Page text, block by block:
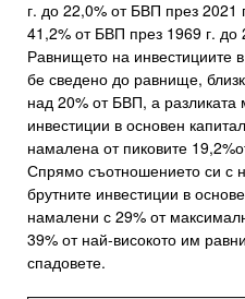
г. до 22,0% от БВП през 2021
41,2% от БВП през 1969 г. до
Равнището на инвестициите
бе сведено до равнище,
над 20% от БВП, а
инвестиции в основен
намалена от пиковите
Спрямо съотношението си с
брутните инвестиции в
намалени с 29% от
39% от най-високото им
спадовете.